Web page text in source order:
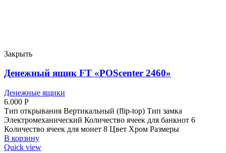
Закрыть
Денежный ящик FT «POScenter 2460»
Денежные ящики
6.000 Р
Тип открывания Вертикальный (flip-top) Тип замка
Электромеханический Количество ячеек для банкнот 6
Количество ячеек для монет 8 Цвет Хром Размеры
В корзину
Quick view